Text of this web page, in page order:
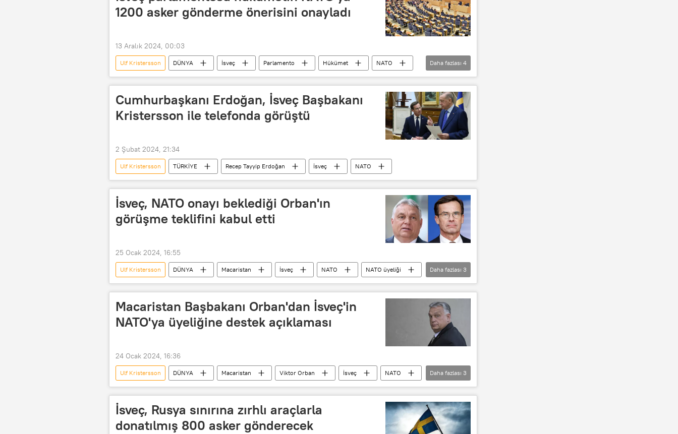
1200 asker gönderme önerisini onayladı
13 Aralık 2024, 00:03
Ulf Kristersson DÜNYA İsveç Parlamento Hükümet
NATO
Kuzey Atlantik
Letonya askeri personel Leopard 2
Daha fazlası 4
Cumhurbaşkanı Erdoğan, İsveç Başbakanı
Kristersson ile telefonda görüştü
2 Şubat 2024, 21:34
Ulf Kristersson TÜRKİYE Recep Tayyip Erdoğan İsveç NATO
İsveç, NATO onayı beklediği Orban'ın
görüşme teklifini kabul etti
25 Ocak 2024, 16:55
Ulf Kristersson DÜNYA Macaristan İsveç NATO
NATO üyeliği
Türkiye
ABD Viktor Orban
Daha fazlası 3
Macaristan Başbakanı Orban'dan İsveç'in
NATO'ya üyeliğine destek açıklaması
24 Ocak 2024, 16:36
Ulf Kristersson DÜNYA Macaristan Viktor Orban İsveç
NATO
NATO Genel Sekreteri Jens Stoltenberg
Jens Stoltenberg Tobias Billström
Daha fazlası 3
İsveç, Rusya sınırına zırhlı araçlarla
donatılmış 800 asker gönderecek